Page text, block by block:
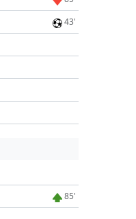
43'
85'